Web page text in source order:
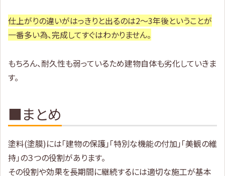
仕上がりの違いがはっきりと出るのは2〜3年後ということが
一番多い為、完成してすぐはわかりません。
もちろん、耐久性も弱っているため建物自体も劣化していきま
す。
■まとめ
塗料(塗膜)には「建物の保護」「特別な機能の付加」「美観の維
持」の３つの役割があります。
その役割や効果を長期間に継続するには適切な施工が基本